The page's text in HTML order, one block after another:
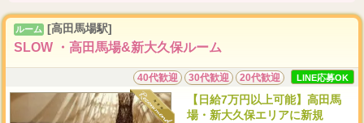
ルーム [高田馬場駅]
SLOW ・高田馬場&新大久保ルーム
40代歓迎 30代歓迎 20代歓迎 LINE応募OK
【日給7万円以上可能】高田馬
場・新大久保エリアに新規